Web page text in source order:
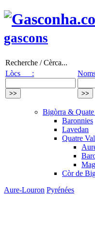
gascons
Recherche / Cèrca...
Lòcs :
Bigòrra & Quate
Baronnies
Lavedan
Quatre
Còr de
Aure-Louron Pyrénées